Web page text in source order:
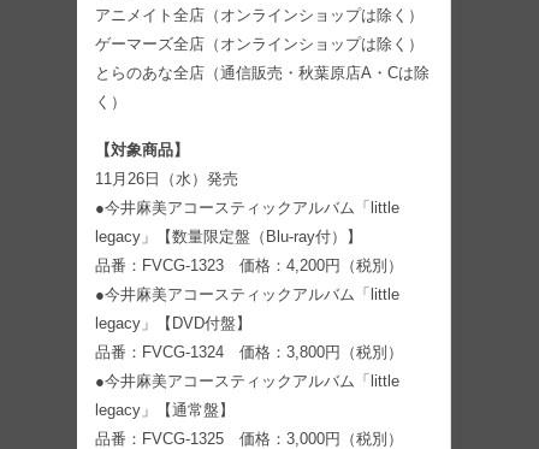
アニメイト全店（オンラインショップは除く）
ゲーマーズ全店（オンラインショップは除く）
とらのあな全店（通信販売・秋葉原店A・Cは除
く）
【対象商品】
11月26日（水）発売
●今井麻美アコースティックアルバム「little
legacy」【数量限定盤（Blu-ray付）】
品番：FVCG-1323 価格：4,200円（税別）
●今井麻美アコースティックアルバム「little
legacy」【DVD付盤】
品番：FVCG-1324 価格：3,800円（税別）
●今井麻美アコースティックアルバム「little
legacy」【通常盤】
品番：FVCG-1325 価格：3,000円（税別）